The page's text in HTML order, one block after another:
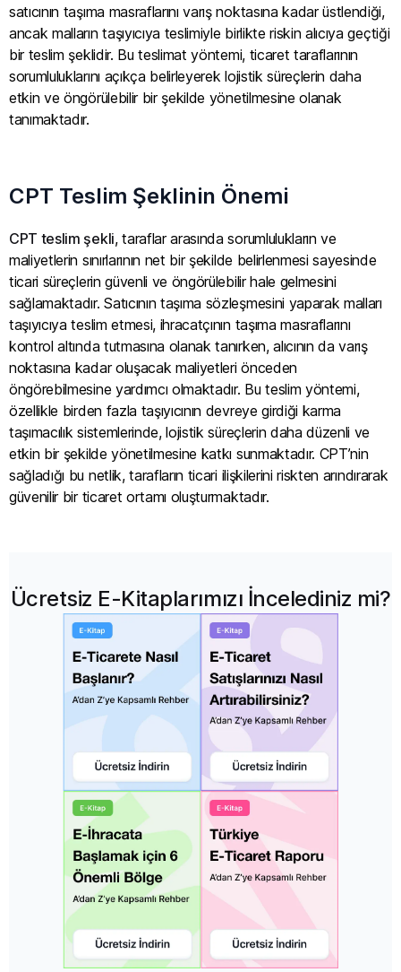
satıcının taşıma masraflarını varış noktasına kadar üstlendiği,
ancak malların taşıyıcıya teslimiyle birlikte riskin alıcıya geçtiği
bir teslim şeklidir. Bu teslimat yöntemi, ticaret taraflarının
sorumluluklarını açıkça belirleyerek lojistik süreçlerin daha
etkin ve öngörülebilir bir şekilde yönetilmesine olanak
tanımaktadır.
CPT Teslim Şeklinin Önemi
CPT teslim şekli, taraflar arasında sorumlulukların ve
maliyetlerin sınırlarının net bir şekilde belirlenmesi sayesinde
ticari süreçlerin güvenli ve öngörülebilir hale gelmesini
sağlamaktadır. Satıcının taşıma sözleşmesini yaparak malları
taşıyıcıya teslim etmesi, ihracatçının taşıma masraflarını
kontrol altında tutmasına olanak tanırken, alıcının da varış
noktasına kadar oluşacak maliyetleri önceden
öngörebilmesine yardımcı olmaktadır. Bu teslim yöntemi,
özellikle birden fazla taşıyıcının devreye girdiği karma
taşımacılık sistemlerinde, lojistik süreçlerin daha düzenli ve
etkin bir şekilde yönetilmesine katkı sunmaktadır. CPT’nin
sağladığı bu netlik, tarafların ticari ilişkilerini riskten arındırarak
güvenilir bir ticaret ortamı oluşturmaktadır.
Ücretsiz E-Kitaplarımızı İncelediniz mi?